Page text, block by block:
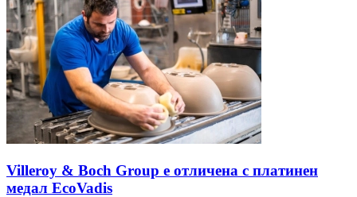
Villeroy & Boch Group е отличена с платинен
медал EcoVadis